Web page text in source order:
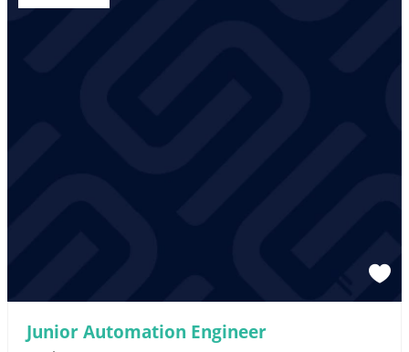
Junior Automation Engineer